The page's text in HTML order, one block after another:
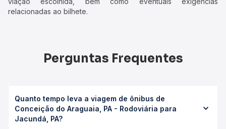
relacionadas ao bilhete.
Perguntas Frequentes
Quanto tempo leva a viagem de ônibus de
Conceição do Araguaia, PA - Rodoviária para
Jacundá, PA?